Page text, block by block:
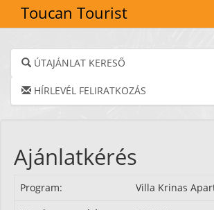
Toucan Tourist
ÚTAJÁNLAT KERESŐ
HÍRLEVÉL FELIRATKOZÁS
Ajánlatkérés
Program:
Villa Krinas